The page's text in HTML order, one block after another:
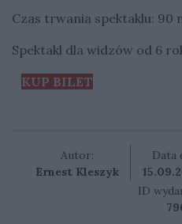
Czas trwania spektaklu: 90
Spektakl dla widzów od 6
KUP BILET
Autor:
Ernest Kleszyk
Data
ID